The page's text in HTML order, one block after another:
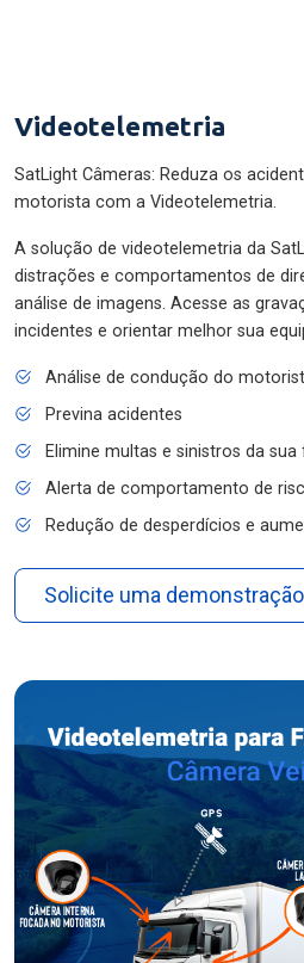
Videotelemetria
SatLight Câmeras: Reduza os
motorista com a Videotelemetria.
A solução de videotelemetria da
distrações e comportamentos de
análise de imagens. Acesse as
incidentes e orientar melhor sua
Análise de condução do
Previna acidentes
Elimine multas e sinistros da
Alerta de comportamento de
Redução de desperdícios e
Solicite uma demonstração